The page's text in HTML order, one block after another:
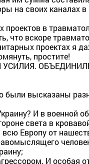
на своих каналах
в
что вскоре
проектах я
простите!
были высказаны
И в военной
света в
Европу от
И особая